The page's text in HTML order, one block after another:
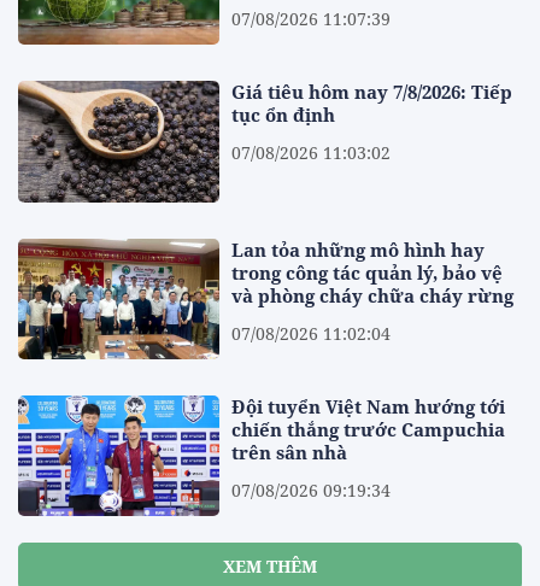
07/08/2026 11:07:39
Giá tiêu hôm nay 7/8/2026: Tiếp
tục ổn định
07/08/2026 11:03:02
Lan tỏa những mô hình hay
trong công tác quản lý, bảo vệ
và phòng cháy chữa cháy rừng
07/08/2026 11:02:04
Đội tuyển Việt Nam hướng tới
chiến thắng trước Campuchia
trên sân nhà
07/08/2026 09:19:34
XEM THÊM